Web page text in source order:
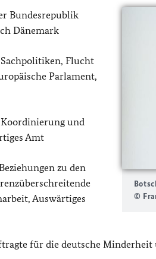
©
Bundesrepublik
Dänemark
Flucht
Parlament,
und
Amt
zu den
Auswärtiges
für die deutsche